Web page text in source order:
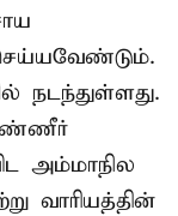
நடந்துள்ளது.
அம்மாநில
வாரியத்தின்